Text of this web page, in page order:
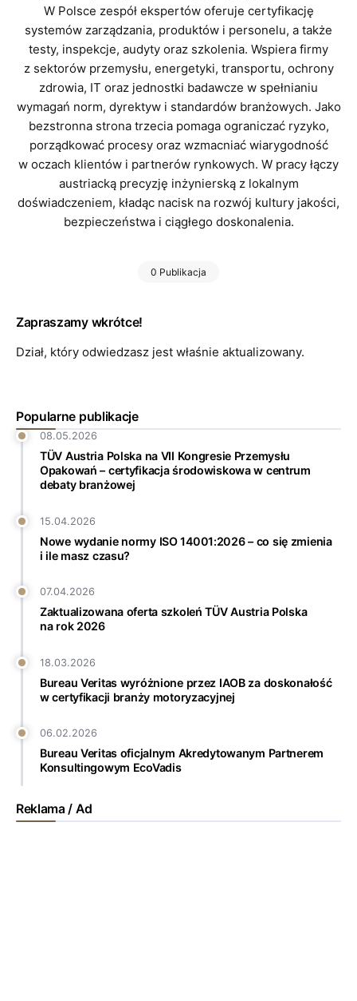
W Polsce zespół ekspertów oferuje certyfikację
systemów zarządzania, produktów i personelu, a także
testy, inspekcje, audyty oraz szkolenia. Wspiera firmy
z sektorów przemysłu, energetyki, transportu, ochrony
zdrowia, IT oraz jednostki badawcze w spełnianiu
wymagań norm, dyrektyw i standardów branżowych. Jako
bezstronna strona trzecia pomaga ograniczać ryzyko,
porządkować procesy oraz wzmacniać wiarygodność
w oczach klientów i partnerów rynkowych. W pracy łączy
austriacką precyzję inżynierską z lokalnym
doświadczeniem, kładąc nacisk na rozwój kultury jakości,
bezpieczeństwa i ciągłego doskonalenia.
0 Publikacja
Popularne publikacje
08.05.2026
TÜV Austria Polska na VII Kongresie Przemysłu
Opakowań – certyfikacja środowiskowa w centrum
debaty branżowej
15.04.2026
Nowe wydanie normy ISO 14001:2026 – co się zmienia
i ile masz czasu?
07.04.2026
Zaktualizowana oferta szkoleń TÜV Austria Polska
na rok 2026
18.03.2026
Bureau Veritas wyróżnione przez IAOB za doskonałość
w certyfikacji branży motoryzacyjnej
06.02.2026
Bureau Veritas oficjalnym Akredytowanym Partnerem
Konsultingowym EcoVadis
Reklama / Ad
Zapraszamy wkrótce!
Dział, który odwiedzasz jest właśnie aktualizowany.